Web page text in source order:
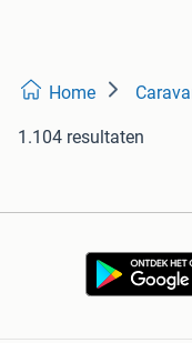
Home
1.104 resultaten